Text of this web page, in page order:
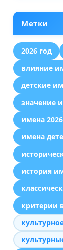
Метки
2026 год
влияние
детские
значение
имена 2026
имена
история
критерии